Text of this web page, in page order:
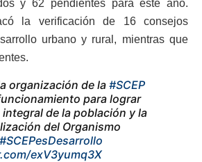
y 62 pendientes para este año.
la verificación de 16 consejos
urbano y rural, mientras que
organización de la #SCEP
para lograr
de la población y la
del Organismo
#SCEPesDesarrollo
exV3yumq3X